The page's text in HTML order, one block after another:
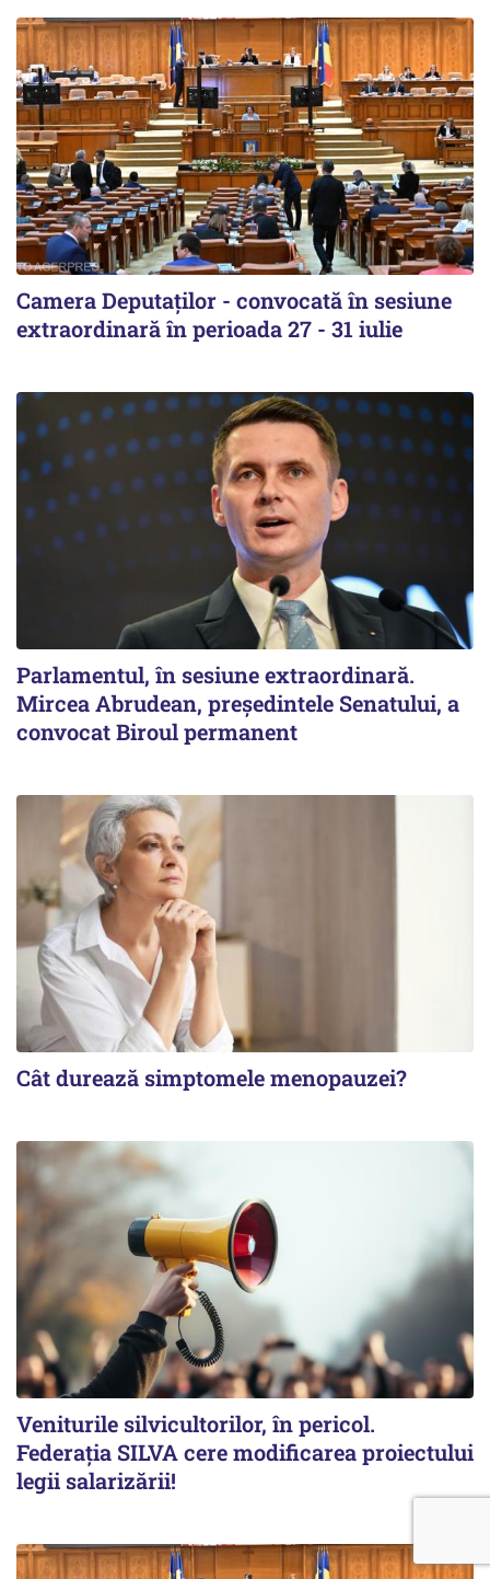
Camera Deputaților - convocată în sesiune
extraordinară în perioada 27 - 31 iulie
Parlamentul, în sesiune extraordinară.
Mircea Abrudean, președintele Senatului, a
convocat Biroul permanent
Cât durează simptomele menopauzei?
Veniturile silvicultorilor, în pericol.
Federația SILVA cere modificarea proiectului
legii salarizării!